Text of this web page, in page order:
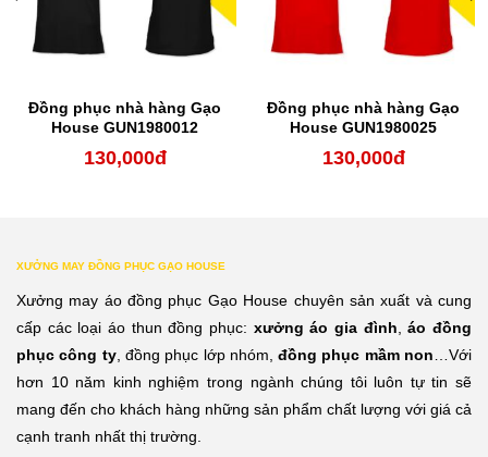
Đồng phục nhà hàng Gạo
House GUN1980012
130,000đ
Đồng phục nhà hàng Gạo
House GUN1980025
130,000đ
XƯỞNG MAY ĐỒNG PHỤC GẠO HOUSE
Xưởng may áo đồng phục Gạo House chuyên sản xuất và cung
cấp các loại áo thun đồng phục: xưởng áo gia đình,áo đồng
phục công ty, đồng phục lớp nhóm,đồng phục mầm non…Với
hơn 10 năm kinh nghiệm trong ngành chúng tôi luôn tự tin sẽ
mang đến cho khách hàng những sản phẩm chất lượng với giá cả
cạnh tranh nhất thị trường.